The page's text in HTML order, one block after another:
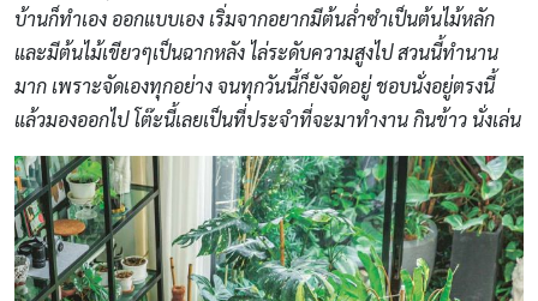
บ้านก็ทำเอง ออกแบบเอง เริ่มจากอยากมีต้นล่ำซำเป็นต้นไม้หลัก
และมีต้นไม้เขียวๆเป็นฉากหลัง ไล่ระดับความสูงไป สวนนี้ทำนาน
มาก เพราะจัดเองทุกอย่าง จนทุกวันนี้ก็ยังจัดอยู่ ชอบนั่งอยู่ตรงนี้
แล้วมองออกไป โต๊ะนี้เลยเป็นที่ประจำที่จะมาทำงาน กินข้าว นั่งเล่น